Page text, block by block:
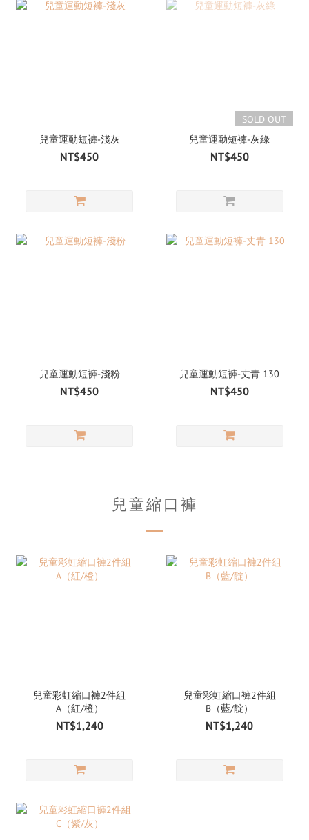
兒童運動短褲-淺灰
NT$450
SOLD OUT
兒童運動短褲-灰綠
NT$450
兒童運動短褲-淺粉
NT$450
兒童運動短褲-丈青 130
NT$450
兒童縮口褲
兒童彩虹縮口褲2件組
A（紅/橙）
NT$1,240
兒童彩虹縮口褲2件組
B（藍/靛）
NT$1,240